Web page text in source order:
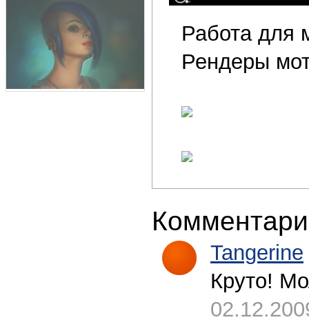
Работа для
Рендеры
Tangerine
Круто!